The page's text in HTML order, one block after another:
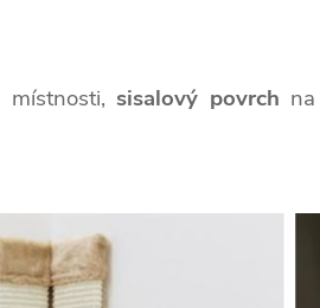
místnosti,sisalový povrch